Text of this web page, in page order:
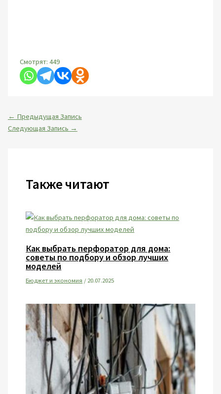
Смотрят: 449
← Предыдущая Запись
Следующая Запись →
Также читают
Как выбрать перфоратор для дома:
советы по подбору и обзор лучших
моделей
Бюджет и экономия /20.07.2025